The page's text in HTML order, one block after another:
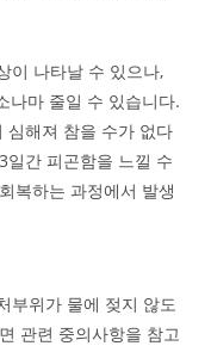
이 나타날 수 있으나,
나마 줄일 수 있습니다.
심해져 참을 수가 없다
일간 피곤함을 느낄 수
복하는 과정에서 발생
부위가 물에 젖지 않도
관련 중의사항을 참고